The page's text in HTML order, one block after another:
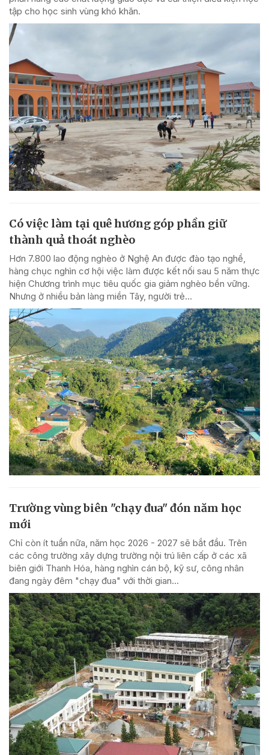
tập cho học sinh vùng khó khăn.
Có việc làm tại quê hương góp phần giữ
thành quả thoát nghèo
Hơn 7.800 lao động nghèo ở Nghệ An được đào tạo nghề,
hàng chục nghìn cơ hội việc làm được kết nối sau 5 năm thực
hiện Chương trình mục tiêu quốc gia giảm nghèo bền vững.
Nhưng ở nhiều bản làng miền Tây, người trẻ...
Trường vùng biên "chạy đua" đón năm học
mới
Chỉ còn ít tuần nữa, năm học 2026 - 2027 sẽ bắt đầu. Trên
các công trường xây dựng trường nội trú liên cấp ở các xã
biên giới Thanh Hóa, hàng nghìn cán bộ, kỹ sư, công nhân
đang ngày đêm "chạy đua" với thời gian...